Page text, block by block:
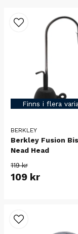
Finns i flera
BERKLEY
Berkley Fusion
Nead Head
119 kr
109 kr